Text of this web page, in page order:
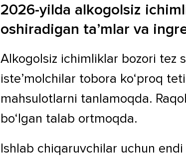
2026-yilda alkogolsiz
oshiradigan ta’mlar va
Alkogolsiz ichimliklar bozori tez
iste’molchilar tobora ko‘proq
mahsulotlarni tanlamoqda.
bo‘lgan talab ortmoqda.
Ishlab chiqaruvchilar uchun